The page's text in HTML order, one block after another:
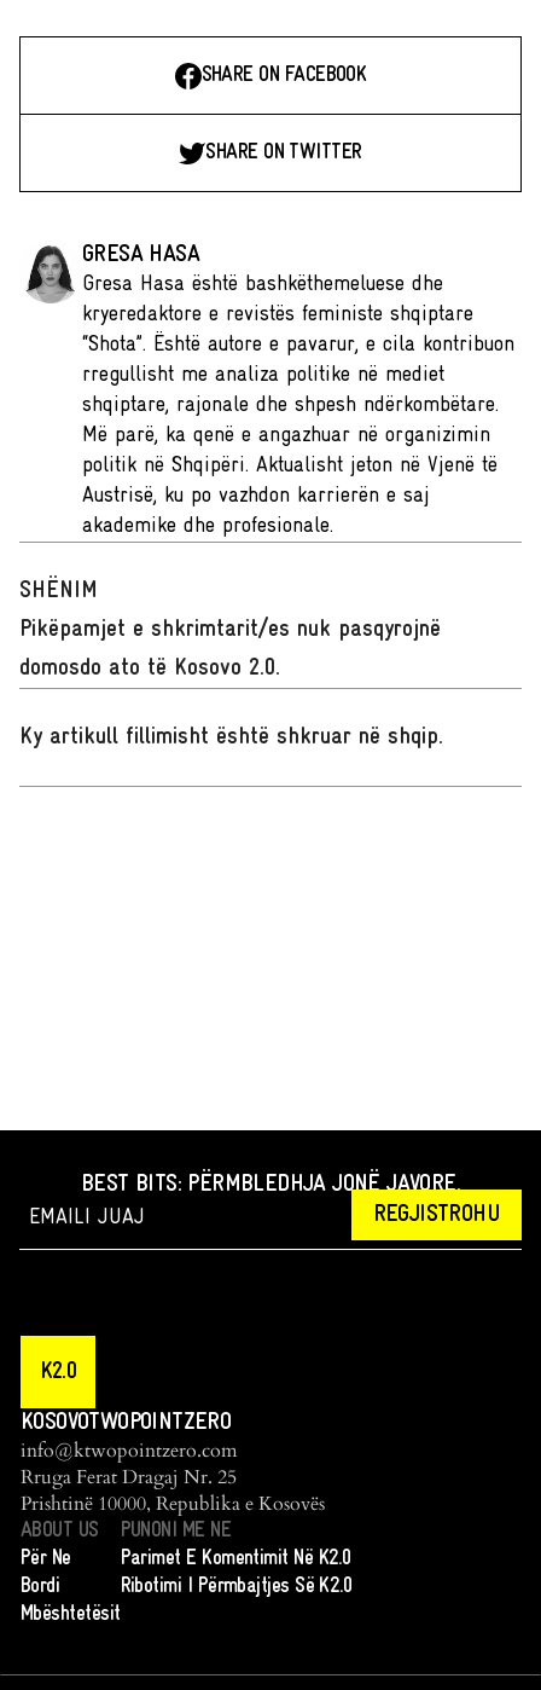
SHARE ON FACEBOOK
SHARE ON TWITTER
GRESA HASA
Gresa Hasa është bashkëthemeluese dhe
kryeredaktore e revistës feministe shqiptare
“Shota”. Është autore e pavarur, e cila kontribuon
rregullisht me analiza politike në mediet
shqiptare, rajonale dhe shpesh ndërkombëtare.
Më parë, ka qenë e angazhuar në organizimin
politik në Shqipëri. Aktualisht jeton në Vjenë të
Austrisë, ku po vazhdon karrierën e saj
akademike dhe profesionale.
SHËNIM
Pikëpamjet e shkrimtarit/es nuk pasqyrojnë
domosdo ato të Kosovo 2.0.
Ky artikull fillimisht është shkruar në shqip.
BEST BITS: PËRMBLEDHJA JONË JAVORE.
REGJISTROHU
K2.0
KOSOVOTWOPOINTZERO
info@ktwopointzero.com
Rruga Ferat Dragaj Nr. 25
Prishtinë 10000, Republika e Kosovës
ABOUT US
Për Ne
Bordi
Mbështetësit
PUNONI ME NE
Parimet E Komentimit Në K2.0
Ribotimi I Përmbajtjes Së K2.0